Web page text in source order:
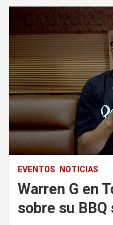
EVENTOS NOTICIAS
Warren G en
sobre su BBQ